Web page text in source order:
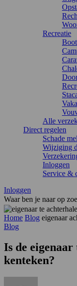
Recreatie
Alle
Direct regelen
Schade
Wijziging
Inloggen
Service &
Inloggen
Waar ben je naar op
Home Blog eigenaar
Blog
Is de
kenteken?